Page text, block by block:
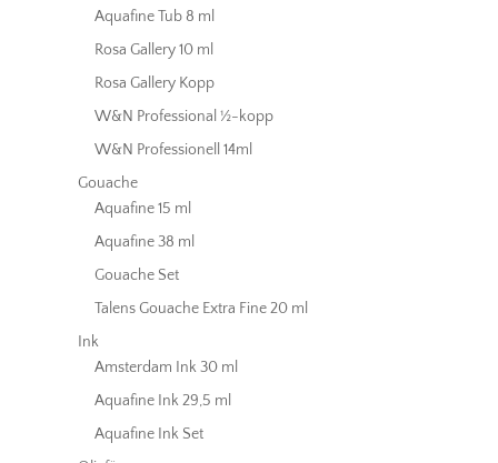
Aquafine Tub 8 ml
Rosa Gallery 10 ml
Rosa Gallery Kopp
W&N Professional ½-kopp
W&N Professionell 14ml
Gouache
Aquafine 15 ml
Aquafine 38 ml
Gouache Set
Talens Gouache Extra Fine 20 ml
Ink
Amsterdam Ink 30 ml
Aquafine Ink 29,5 ml
Aquafine Ink Set